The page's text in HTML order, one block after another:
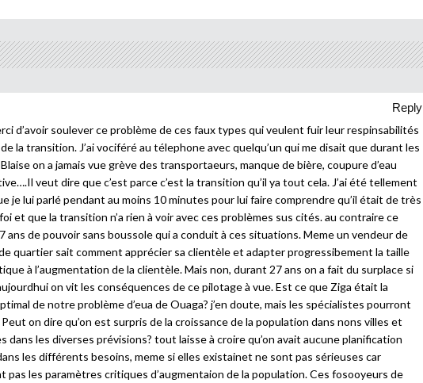
Reply
d’avoir soulever ce problème de ces faux types qui veulent fuir leur respinsabilités
la transition. J’ai vociféré au télephone avec quelqu’un qui me disait que durant les
on a jamais vue grève des transportaeurs, manque de bière, coupure d’eau
veut dire que c’est parce c’est la transition qu’il ya tout cela. J’ai été tellement
je lui parlé pendant au moins 10 minutes pour lui faire comprendre qu’il était de très
et que la transition n’a rien à voir avec ces problèmes sus cités. au contraire ce
ans de pouvoir sans boussole qui a conduit à ces situations. Meme un vendeur de
quartier sait comment apprécier sa clientèle et adapter progressibement la taille
à l’augmentation de la clientèle. Mais non, durant 27 ans on a fait du surplace si
on vit les conséquences de ce pilotage à vue. Est ce que Ziga était la
de notre problème d’eua de Ouaga? j’en doute, mais les spécialistes pourront
on dire qu’on est surpris de la croissance de la population dans nons villes et
dans les diverses prévisions? tout laisse à croire qu’on avait aucune planification
les différents besoins, meme si elles existainet ne sont pas sérieuses car
pas les paramètres critiques d’augmentaion de la population. Ces fosooyeurs de